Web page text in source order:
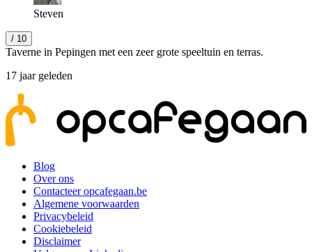
Steven
/ 10
Taverne in Pepingen met een zeer grote speeltuin en terras.
17 jaar geleden
Blog
Over ons
Contacteer opcafegaan.be
Algemene voorwaarden
Privacybeleid
Cookiebeleid
Disclaimer